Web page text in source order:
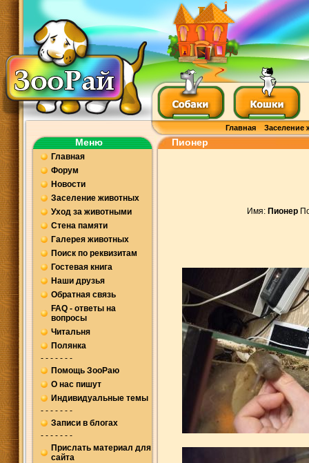
Главная Заселение
Меню
Главная
Форум
Новости
Заселение животных
Уход за животными
Стена памяти
Галерея животных
Поиск по реквизитам
Гостевая книга
Наши друзья
Обратная связь
FAQ - ответы на
вопросы
Читальня
Полянка
- - - - - - -
Помощь ЗооРаю
О нас пишут
Индивидуальные темы
- - - - - - -
Записи в блогах
- - - - - - -
Прислать материал для
сайта
Пионер
Имя: Пионер